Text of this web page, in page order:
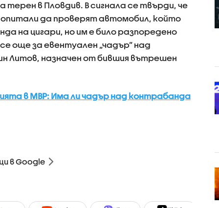
в Пловдив. В сигнала се твърди, че
опитали да проверят автомобил, който
на цигари, но им е било разпоредено
още за евентуален „чадър” над
Литов, назначен от бившия вътрешен
в МВР: Има ли чадър над контрабанда
в Google